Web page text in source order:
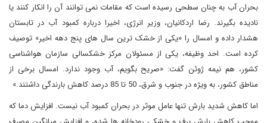
بحران آب به چنان سطحی رسیده است که مقامات نمی توانند آن را انکار کنند یا
نادیده بگیرند. رضا اردکانیان، وزیر انرژی، اخیرا درباره کمبود آب در تابستان
هشدار داده و امسال را «یکی از خشک ترین سال های پنج دهه اخیر» توصیف
کرده است. احد وظیفه، یکی از مسئولان مرکز خشکسالی سازمان هواشناسی
کشور، هم نیمه ژوئن گفت: «صریح بگویم، آب وجود ندارد. امسال برخی از
مناطق کشور، به ویژه در جنوب و شرق، 50 تا 85 درصد کاهش بارندگی داشتند.»
اما کاهش شدید بارش تنها عامل موثر در بحران کمبود آب نیست. افزایش دما که